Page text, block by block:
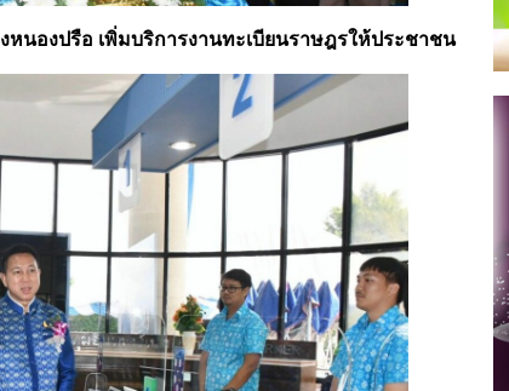
หนองปรือ เพิ่มบริการงานทะเบียนราษฎรให้ประชาชน